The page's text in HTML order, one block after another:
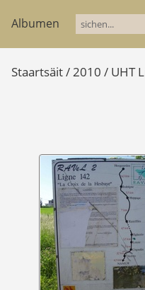
Albumen
Staartsäit/2010 / UHT